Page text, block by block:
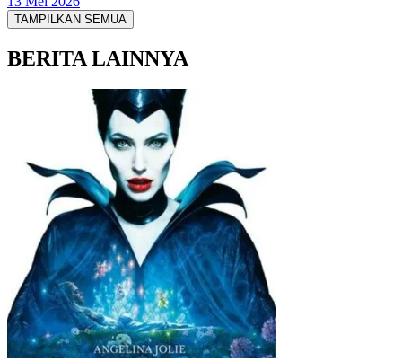
TAMPILKAN SEMUA
BERITA LAINNYA